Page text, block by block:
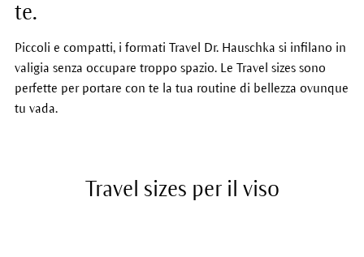
te.
Piccoli e compatti, i formati Travel Dr. Hauschka si infilano in
valigia senza occupare troppo spazio. Le Travel sizes sono
perfette per portare con te la tua routine di bellezza ovunque
tu vada.
Travel sizes per il viso